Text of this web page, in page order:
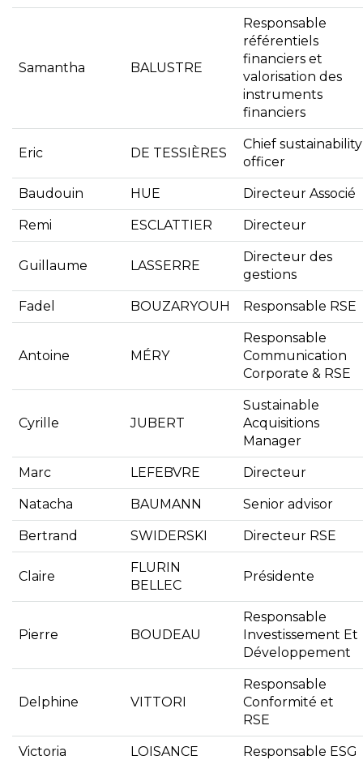
Samantha BALUSTRE
Responsable
référentiels
financiers et
valorisation des
instruments
financiers
Eric DE TESSIÈRES
Chief sustainability
officer
Baudouin HUE Directeur Associé
Remi ESCLATTIER Directeur
Guillaume LASSERRE
Directeur des
gestions
Fadel BOUZARYOUH Responsable RSE
Antoine MÉRY
Responsable
Communication
Corporate & RSE
Cyrille JUBERT
Sustainable
Acquisitions
Manager
Marc LEFEBVRE Directeur
Natacha BAUMANN Senior advisor
Bertrand SWIDERSKI Directeur RSE
Claire
FLURIN
BELLEC
Présidente
Pierre BOUDEAU
Responsable
Investissement Et
Développement
Delphine VITTORI
Responsable
Conformité et
RSE
Victoria LOISANCE Responsable ESG